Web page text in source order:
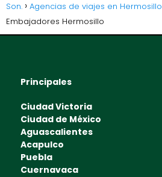
Son.
Agencias de viajes en Hermosillo
Embajadores Hermosillo
Principales
Ciudad Victoria
Ciudad de México
Aguascalientes
Acapulco
Puebla
Cuernavaca